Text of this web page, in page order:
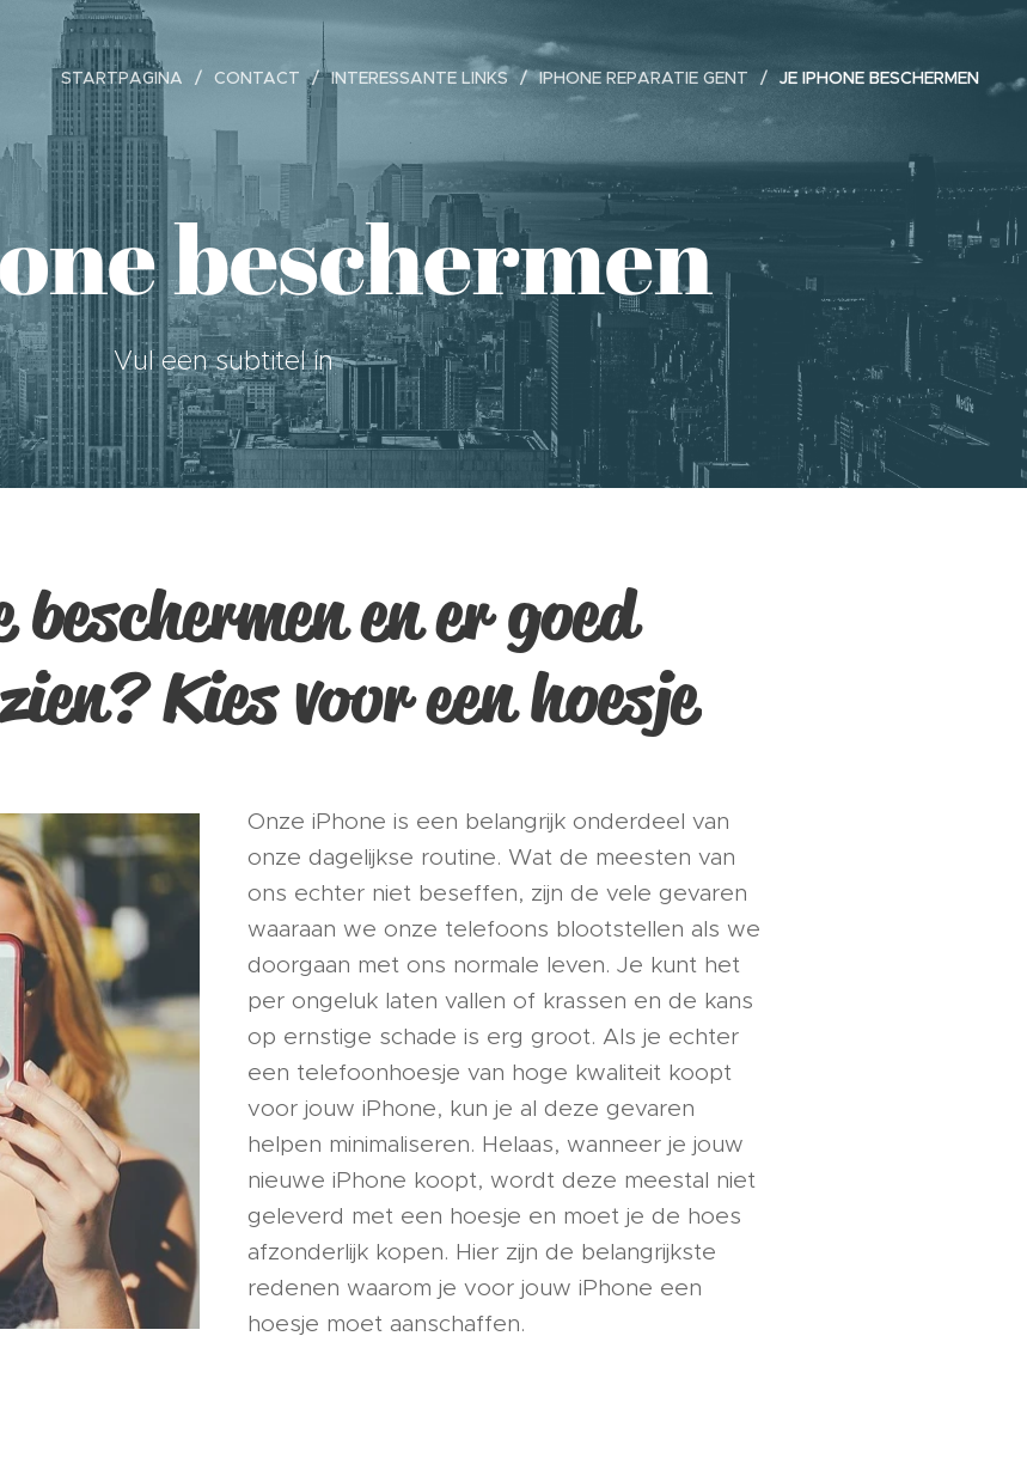
STARTPAGINA CONTACT INTERESSANTE LINKS IPHONE REPARATIE GENT JE IPHONE BESCHERMEN
beschermen
Vul een subtitel in
en er goed
Kies voor een hoesje
Onze iPhone is een belangrijk onderdeel van
onze dagelijkse routine. Wat de meesten van
ons echter niet beseffen, zijn de vele gevaren
waaraan we onze telefoons blootstellen als we
doorgaan met ons normale leven. Je kunt het
per ongeluk laten vallen of krassen en de kans
op ernstige schade is erg groot. Als je echter
een telefoonhoesje van hoge kwaliteit koopt
voor jouw iPhone, kun je al deze gevaren
helpen minimaliseren. Helaas, wanneer je jouw
nieuwe iPhone koopt, wordt deze meestal niet
geleverd met een hoesje en moet je de hoes
afzonderlijk kopen. Hier zijn de belangrijkste
redenen waarom je voor jouw iPhone een
hoesje moet aanschaffen.